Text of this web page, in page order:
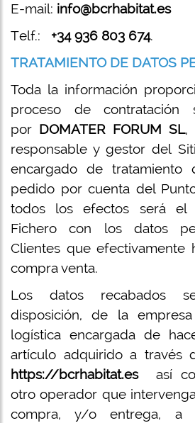
E-mail: info@bcrhabitat.es
Telf.: +34 936 803 674.
TRATAMIENTO DE DATOS
Toda la información
proceso de contratación
por DOMATER FORUM SL,
responsable y gestor del
encargado de
pedido por cuenta del
todos los efectos será el
Fichero con los datos
Clientes que efectivamente
compra venta.
Los datos recabados
disposición, de la
logística encargada de
artículo adquirido a través
https://bcrhabitat.esasí
otro operador que
compra, y/o entrega, a